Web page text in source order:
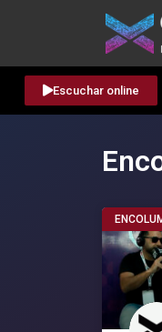
Escuchar online